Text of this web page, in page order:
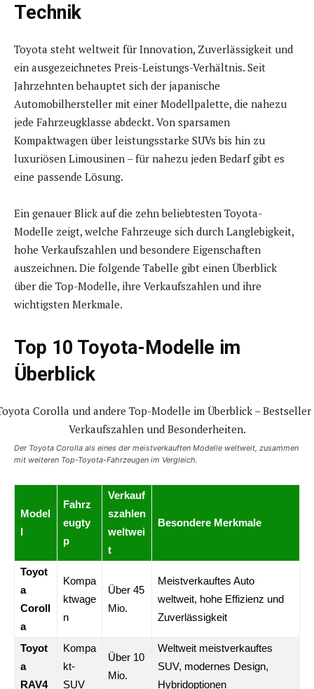
Technik
Toyota steht weltweit für Innovation, Zuverlässigkeit und
ein ausgezeichnetes Preis-Leistungs-Verhältnis. Seit
Jahrzehnten behauptet sich der japanische
Automobilhersteller mit einer Modellpalette, die nahezu
jede Fahrzeugklasse abdeckt. Von sparsamen
Kompaktwagen über leistungsstarke SUVs bis hin zu
luxuriösen Limousinen – für nahezu jeden Bedarf gibt es
eine passende Lösung.
Ein genauer Blick auf die zehn beliebtesten Toyota-
Modelle zeigt, welche Fahrzeuge sich durch Langlebigkeit,
hohe Verkaufszahlen und besondere Eigenschaften
auszeichnen. Die folgende Tabelle gibt einen Überblick
über die Top-Modelle, ihre Verkaufszahlen und ihre
wichtigsten Merkmale.
Top 10 Toyota-Modelle im
Überblick
Der Toyota Corolla als eines der meistverkauften Modelle weltweit, zusammen
mit weiteren Top-Toyota-Fahrzeugen im Vergleich.
Model
l
Fahrz
eugty
p
Verkauf
szahlen
weltwei
t
Besondere Merkmale
Toyot
a
Coroll
a
Kompa
ktwage
n
Über 45
Mio.
Meistverkauftes Auto
weltweit, hohe Effizienz und
Zuverlässigkeit
Toyot
a
RAV4
Kompa
kt-
SUV
Über 10
Mio.
Weltweit meistverkauftes
SUV, modernes Design,
Hybridoptionen